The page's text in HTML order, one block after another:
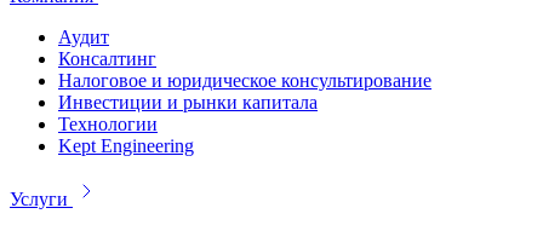
Аудит
Консалтинг
Налоговое и юридическое консультирование
Инвестиции и рынки капитала
Технологии
Kept Engineering
Услуги